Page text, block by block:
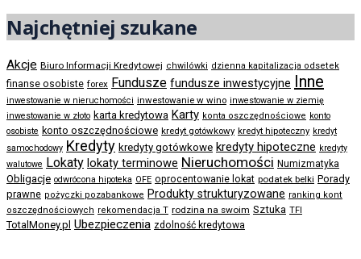
Najchętniej szukane
Akcje Biuro Informacji Kredytowej chwilówki dzienna kapitalizacja odsetek
finanse osobiste forex Fundusze fundusze inwestycyjne Inne
inwestowanie w nieruchomości inwestowanie w wino inwestowanie w ziemię
inwestowanie w złoto karta kredytowa Karty konta oszczędnościowe konto
osobiste konto oszczędnościowe kredyt gotówkowy kredyt hipoteczny kredyt
samochodowy Kredyty kredyty gotówkowe kredyty hipoteczne kredyty
walutowe Lokaty lokaty terminowe Nieruchomości Numizmatyka
Obligacje odwrócona hipoteka OFE oprocentowanie lokat podatek belki Porady
prawne pożyczki pozabankowe Produkty strukturyzowane ranking kont
oszczędnościowych rekomendacja T rodzina na swoim Sztuka TFI
TotalMoney.pl Ubezpieczenia zdolność kredytowa